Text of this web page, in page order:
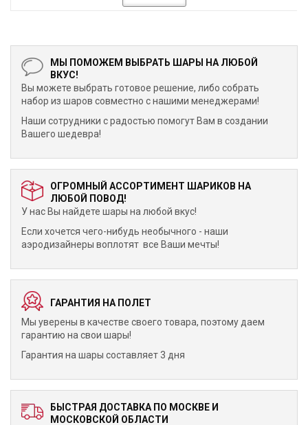
МЫ ПОМОЖЕМ ВЫБРАТЬ ШАРЫ НА ЛЮБОЙ
ВКУС!
Вы можете выбрать готовое решение, либо собрать
набор из шаров совместно с нашими менеджерами!
Наши сотрудники с радостью помогут Вам в создании
Вашего шедевра!
ОГРОМНЫЙ АССОРТИМЕНТ ШАРИКОВ НА
ЛЮБОЙ ПОВОД!
У нас Вы найдете шары на любой вкус!
Если хочется чего-нибудь необычного - наши
аэродизайнеры воплотят все Ваши мечты!
ГАРАНТИЯ НА ПОЛЕТ
Мы уверены в качестве своего товара, поэтому даем
гарантию на свои шары!
Гарантия на шары составляет 3 дня
БЫСТРАЯ ДОСТАВКА ПО МОСКВЕ И
МОСКОВСКОЙ ОБЛАСТИ